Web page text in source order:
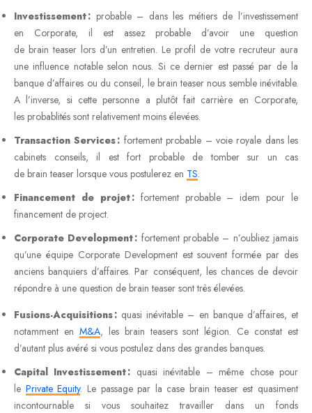
Investissement : probable – dans les métiers de l’investissement
en Corporate, il est assez probable d’avoir une question
de brain teaser lors d’un entretien. Le profil de votre recruteur aura
une influence notable selon nous. Si ce dernier est passé par de la
banque d’affaires ou du conseil, le brain teaser nous semble inévitable.
A l’inverse, si cette personne a plutôt fait carrière en Corporate,
les probablités sont relativement moins élevées.
Transaction Services : fortement probable – voie royale dans les
cabinets conseils, il est fort probable de tomber sur un cas
de brain teaser lorsque vous postulerez en TS.
Financement de projet :fortement probable – idem pour le
financement de project.
Corporate Development : fortement probable – n’oubliez jamais
qu’une équipe Corporate Development est souvent formée par des
anciens banquiers d’affaires. Par conséquent, les chances de devoir
répondre à une question de brain teaser sont très élevées.
Fusions-Acquisitions : quasi inévitable – en banque d’affaires, et
notamment en M&A, les brain teasers sont légion. Ce constat est
d’autant plus avéré si vous postulez dans des grandes banques.
Capital Investissement : quasi inévitable – même chose pour
le Private Equity. Le passage par la case brain teaser est quasiment
incontournable si vous souhaitez travailler dans un fonds